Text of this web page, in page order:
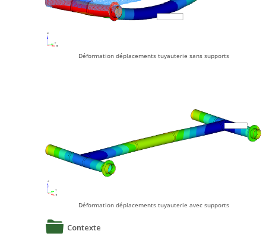
Déformation déplacements tuyauterie sans supports
Déformation déplacements tuyauterie avec supports
Contexte